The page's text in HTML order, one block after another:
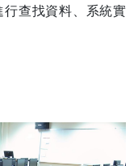
查找資料、系統實